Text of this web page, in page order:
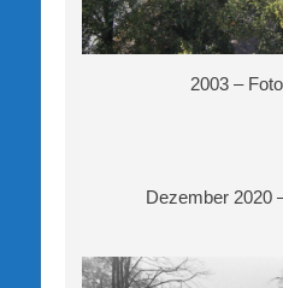
2003 –
Dezember 2020